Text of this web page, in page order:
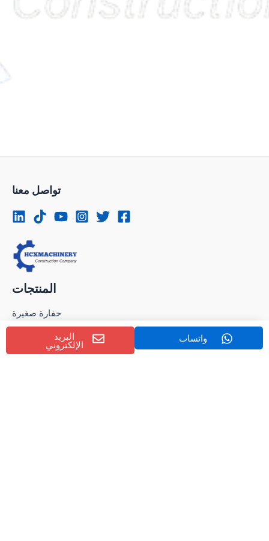
تواصل معنا
المنتجات
حفارة صغيرة
حفارة صغيرة
حفارة متوسطة
حفارة كبيرة
واتساب البريد
الإلكتروني